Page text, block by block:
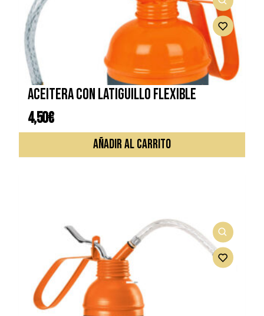
Aceitera con latiguillo flexible
4,50€
AÑADIR AL CARRITO